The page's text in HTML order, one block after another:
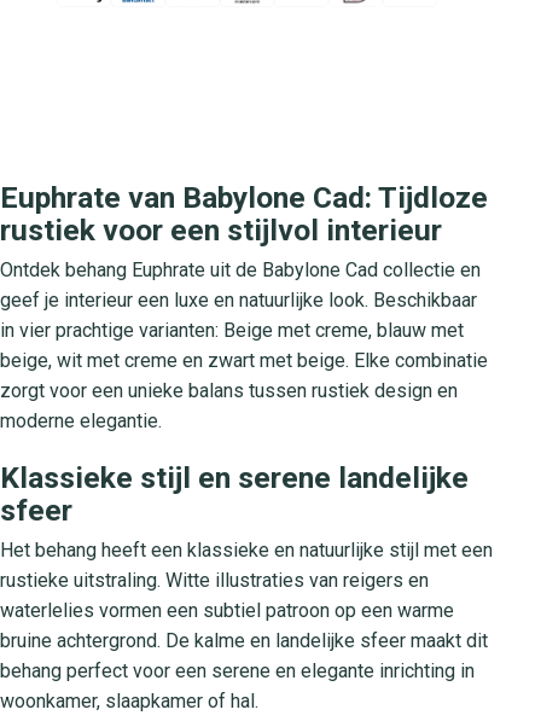
Euphrate van Babylone Cad: Tijdloze
rustiek voor een stijlvol interieur
Ontdek behang Euphrate uit de Babylone Cad collectie en
geef je interieur een luxe en natuurlijke look. Beschikbaar
in vier prachtige varianten: Beige met creme, blauw met
beige, wit met creme en zwart met beige. Elke combinatie
zorgt voor een unieke balans tussen rustiek design en
moderne elegantie.
Klassieke stijl en serene landelijke
sfeer
Het behang heeft een klassieke en natuurlijke stijl met een
rustieke uitstraling. Witte illustraties van reigers en
waterlelies vormen een subtiel patroon op een warme
bruine achtergrond. De kalme en landelijke sfeer maakt dit
behang perfect voor een serene en elegante inrichting in
woonkamer, slaapkamer of hal.